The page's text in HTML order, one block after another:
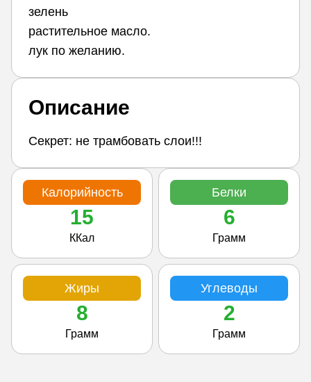
зелень
растительное масло.
лук по желанию.
Описание
Секрет: не трамбовать слои!!!
Калорийность
15
ККал
Белки
6
Грамм
Жиры
8
Грамм
Углеводы
2
Грамм